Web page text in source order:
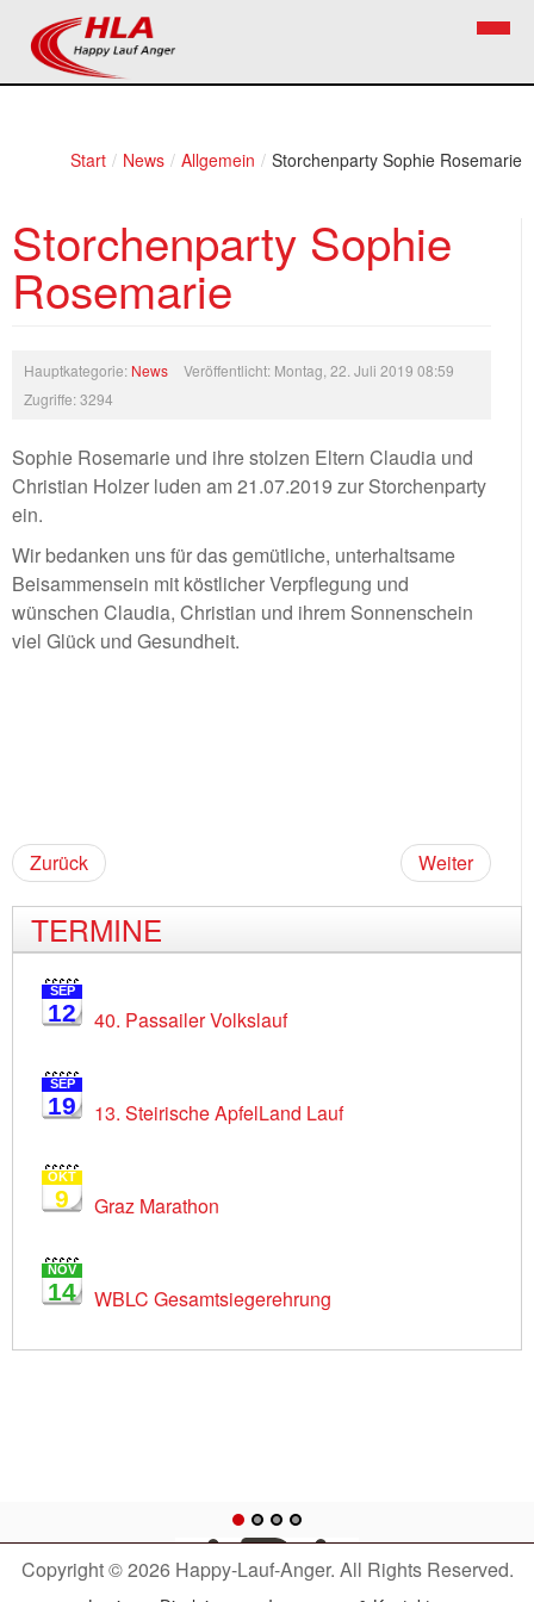
Start / News / Allgemein / Storchenparty Sophie Rosemarie
Storchenparty Sophie
Rosemarie
Hauptkategorie: News
Veröffentlicht: Montag, 22. Juli 2019 08:59
Zugriffe: 3294
Sophie Rosemarie und ihre stolzen Eltern Claudia und
Christian Holzer luden am 21.07.2019 zur Storchenparty
ein.
Wir bedanken uns für das gemütliche, unterhaltsame
Beisammensein mit köstlicher Verpflegung und
wünschen Claudia, Christian und ihrem Sonnenschein
viel Glück und Gesundheit.
Zurück Weiter
TERMINE
SEP
12 40. Passailer Volkslauf
SEP
19 13. Steirische ApfelLand Lauf
OKT
9 Graz Marathon
NOV
14 WBLC Gesamtsiegerehrung
Copyright © 2026 Happy-Lauf-Anger. All Rights Reserved.
Kontakt
Mitglied werden
Bezirkslaufcup
Volkslauf
Bilder
Termine